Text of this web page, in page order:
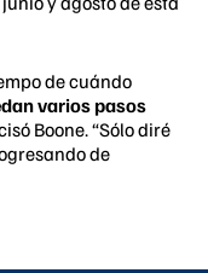
de cuándo
varios pasos
Boone. “Sólo diré
de